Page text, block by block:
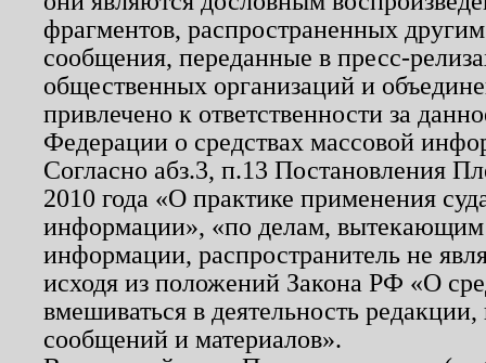
фрагментов, распространенных
сообщения, переданные в пресс-
общественных организаций и
привлечено к ответственности за
Федерации о средствах массовой
Согласно абз.3, п.13 Постановления
2010 года «О практике применения
информации», «по делам, вытекающим
информации, распространитель не
исходя из положений Закона РФ «О
вмешиваться в деятельность
сообщений и материалов».